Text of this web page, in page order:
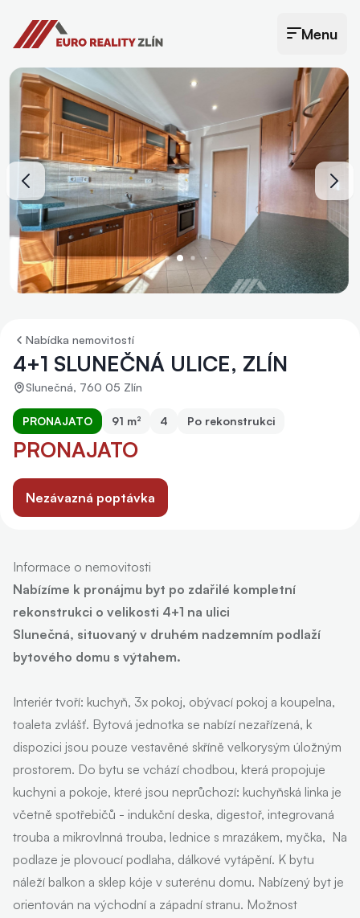
Euro Reality Zlín
Otevřít menu
Menu
Nabídka nemovitostí
4+1 SLUNEČNÁ ULICE, ZLÍN
Slunečná, 760 05 Zlín
PRONAJATO 91 m² 4 Po rekonstrukci
PRONAJATO
Nezávazná poptávka
Informace o nemovitosti
Nabízíme k pronájmu byt po zdařilé kompletní
rekonstrukci o velikosti 4+1 na ulici
Slunečná, situovaný v druhém nadzemním podlaží
bytového domu s výtahem.
Interiér tvoří: kuchyň, 3x pokoj, obývací pokoj a koupelna,
toaleta zvlášť. Bytová jednotka se nabízí nezařízená, k
dispozici jsou pouze vestavěné skříně velkorysým úložným
prostorem. Do bytu se vchází chodbou, která propojuje
kuchyni a pokoje, které jsou neprůchozí: kuchyňská linka je
včetně spotřebičů - indukční deska, digestoř, integrovaná
trouba a mikrovlnná trouba, lednice s mrazákem, myčka, Na
podlaze je plovoucí podlaha, dálkové vytápění. K bytu
náleží balkon a sklep kóje v suterénu domu. Nabízený byt je
orientován na východní a západní stranu. Možnost